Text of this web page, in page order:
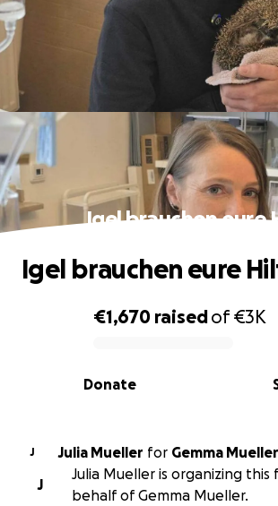
Igel brauchen eure
0% complete
€1,670 raisedof€3K
Donate
Igel brauchen eure
J Julia Mueller for
Gemma Mueller
J
Julia Mueller is organizing this
behalf of Gemma Mueller.